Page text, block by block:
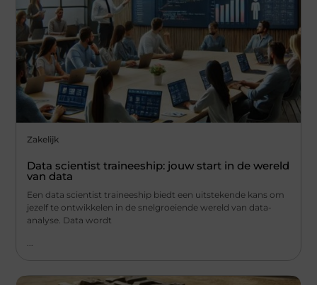
Zakelijk
Data scientist traineeship: jouw start in de wereld
van data
Een data scientist traineeship biedt een uitstekende kans om
jezelf te ontwikkelen in de snelgroeiende wereld van data-
analyse. Data wordt
...